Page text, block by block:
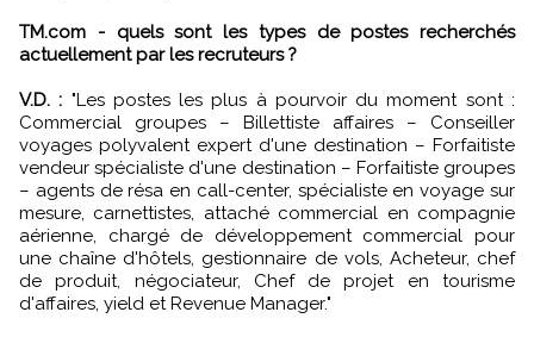
TM.com - quels sont les types de postes recherchés
actuellement par les recruteurs ?
V.D. : "Les postes les plus à pourvoir du moment sont :
Commercial groupes – Billettiste affaires – Conseiller
voyages polyvalent expert d'une destination – Forfaitiste
vendeur spécialiste d'une destination – Forfaitiste groupes
– agents de résa en call-center, spécialiste en voyage sur
mesure, carnettistes, attaché commercial en compagnie
aérienne, chargé de développement commercial pour
une chaîne d'hôtels, gestionnaire de vols, Acheteur, chef
de produit, négociateur, Chef de projet en tourisme
d'affaires, yield et Revenue Manager."